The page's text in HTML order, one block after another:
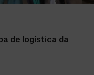
de logística da